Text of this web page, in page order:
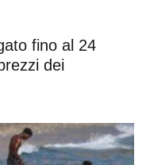
fino al 24
dei